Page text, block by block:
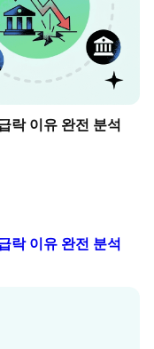
락 이유 완전 분석
락 이유 완전 분석